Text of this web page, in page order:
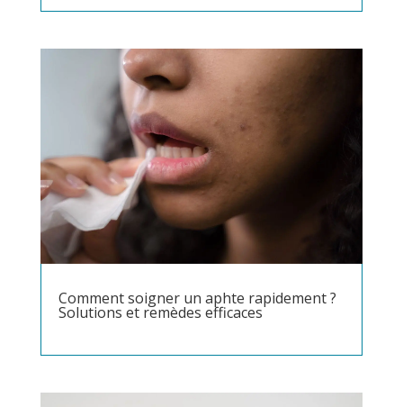
Comment soigner un aphte rapidement ?
Solutions et remèdes efficaces